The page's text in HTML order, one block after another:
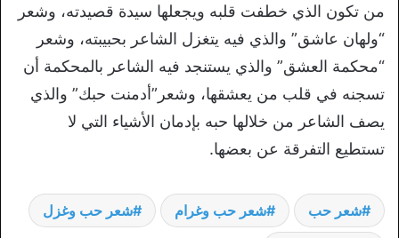
من تكون الذي خطفت قلبه ويجعلها سيدة قصيدته، وشعر
“ولهان عاشق” والذي فيه يتغزل الشاعر بحبيبته، وشعر
“محكمة العشق” والذي يستنجد فيه الشاعر بالمحكمة أن
تسجنه في قلب من يعشقها، وشعر”أدمنت حبك” والذي
يصف الشاعر من خلالها حبه بإدمان الأشياء التي لا
تستطيع التفرقة عن بعضها.
شعر حب شعر حب وغرام شعر حب وغزل